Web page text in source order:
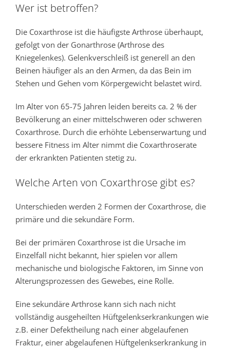
Wer ist betroffen?
Die Coxarthrose ist die häufigste Arthrose überhaupt,
gefolgt von der Gonarthrose (Arthrose des
Kniegelenkes). Gelenkverschleiß ist generell an den
Beinen häufiger als an den Armen, da das Bein im
Stehen und Gehen vom Körpergewicht belastet wird.
Im Alter von 65-75 Jahren leiden bereits ca. 2 % der
Bevölkerung an einer mittelschweren oder schweren
Coxarthrose. Durch die erhöhte Lebenserwartung und
bessere Fitness im Alter nimmt die Coxarthroserate
der erkrankten Patienten stetig zu.
Welche Arten von Coxarthrose gibt es?
Unterschieden werden 2 Formen der Coxarthrose, die
primäre und die sekundäre Form.
Bei der primären Coxarthrose ist die Ursache im
Einzelfall nicht bekannt, hier spielen vor allem
mechanische und biologische Faktoren, im Sinne von
Alterungsprozessen des Gewebes, eine Rolle.
Eine sekundäre Arthrose kann sich nach nicht
vollständig ausgeheilten Hüftgelenkserkrankungen wie
z.B. einer Defektheilung nach einer abgelaufenen
Fraktur, einer abgelaufenen Hüftgelenkserkrankung in